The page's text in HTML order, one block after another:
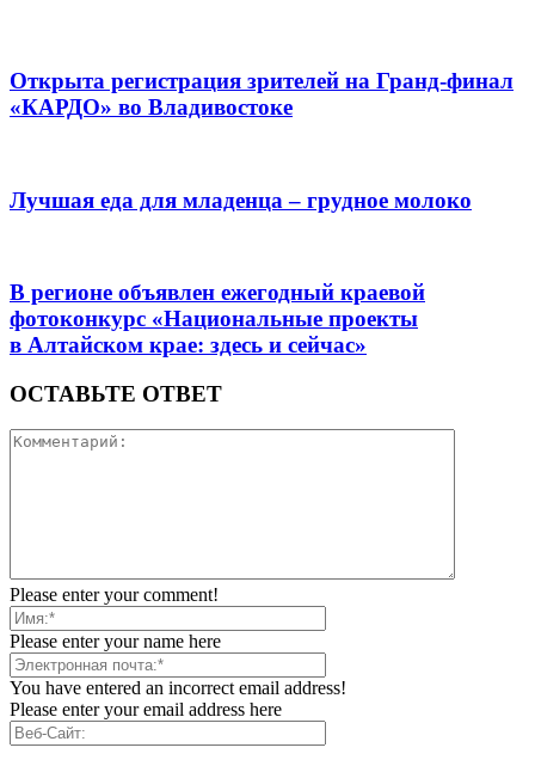
Открыта регистрация зрителей на Гранд-финал
«КАРДО» во Владивостоке
Лучшая еда для младенца – грудное молоко
В регионе объявлен ежегодный краевой
фотоконкурс «Национальные проекты
в Алтайском крае: здесь и сейчас»
ОСТАВЬТЕ ОТВЕТ
Please enter your comment!
Please enter your name here
You have entered an incorrect email address!
Please enter your email address here